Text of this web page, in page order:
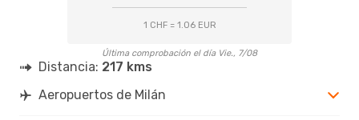
1 CHF = 1.06 EUR
Última comprobación el día Vie., 7/08
Distancia: 217 kms
Aeropuertos de Milán